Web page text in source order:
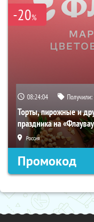
-20%
08:24:03 Получили:
Торты, пирожные и
праздника на
Россия
Промокод